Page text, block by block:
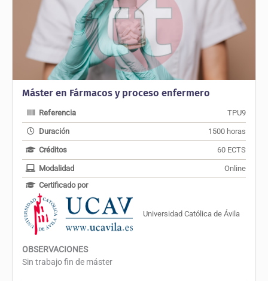
Máster en Fármacos y proceso enfermero
Referencia TPU9
Duración 1500 horas
Créditos 60 ECTS
Modalidad
Online
Certificado por
Universidad Católica de Ávila
OBSERVACIONES
Sin trabajo fin de máster